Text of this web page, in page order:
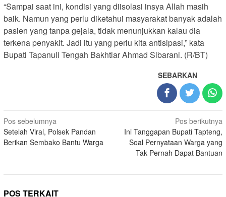
“Sampai saat ini, kondisi yang diisolasi insya Allah masih
baik. Namun yang perlu diketahui masyarakat banyak adalah
pasien yang tanpa gejala, tidak menunjukkan kalau dia
terkena penyakit. Jadi itu yang perlu kita antisipasi,” kata
Bupati Tapanuli Tengah Bakhtiar Ahmad Sibarani. (R/BT)
SEBARKAN
Navigasi
pos
Pos sebelumnya
Setelah Viral, Polsek Pandan
Berikan Sembako Bantu Warga
Pos berikutnya
Ini Tanggapan Bupati Tapteng,
Soal Pernyataan Warga yang
Tak Pernah Dapat Bantuan
POS TERKAIT